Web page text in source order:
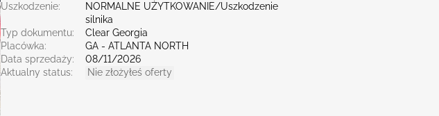
Uszkodzenie:
NORMALNE UŻYTKOWANIE/Uszkodzenie
silnika
Typ dokumentu:
Clear Georgia
Placówka:
GA - ATLANTA NORTH
Data sprzedaży:
08/11/2026
Aktualny status:
Nie złożyłeś oferty